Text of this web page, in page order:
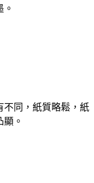
不同，紙質略鬆，紙
。